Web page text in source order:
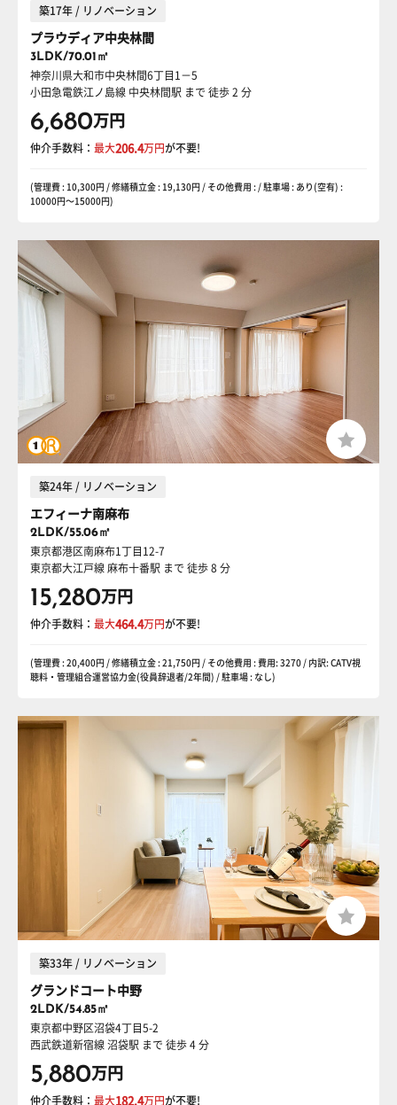
築17年 / リノベーション
プラウディア中央林間
3LDK/70.01㎡
神奈川県大和市中央林間6丁目1－5
小田急電鉄江ノ島線 中央林間駅 まで 徒歩 2 分
6,680万円
仲介手数料： 最大206.4万円が不要!
(管理費 : 10,300円 / 修繕積立金 : 19,130円 / その他費用 : / 駐車場 : あり(空有) :
10000円〜15000円)
築24年 / リノベーション
エフィーナ南麻布
2LDK/55.06㎡
東京都港区南麻布1丁目12-7
東京都大江戸線 麻布十番駅 まで 徒歩 8 分
15,280万円
仲介手数料： 最大464.4万円が不要!
(管理費 : 20,400円 / 修繕積立金 : 21,750円 / その他費用 : 費用: 3270 / 内訳: CATV視
聴料・管理組合運営協力金(役員辞退者/2年間) / 駐車場 : なし)
築33年 / リノベーション
グランドコート中野
2LDK/54.85㎡
東京都中野区沼袋4丁目5-2
西武鉄道新宿線 沼袋駅 まで 徒歩 4 分
5,880万円
仲介手数料： 最大182.4万円が不要!